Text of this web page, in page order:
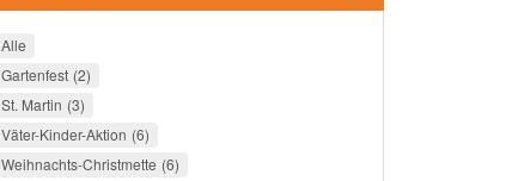
Alle
Gartenfest 2
St. Martin 3
Väter-Kinder-Aktion 6
Weihnachts-Christmette 6